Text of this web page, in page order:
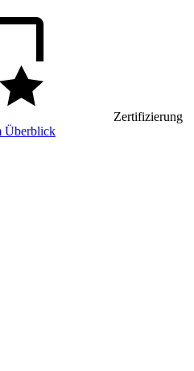
Zertifizierung
Überblick